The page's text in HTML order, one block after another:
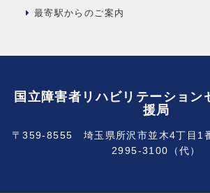
最寄駅からのご案内
国立障害者リハビリテーション
援局
〒359-8555 埼玉県所沢市並木4丁目1
2995-3100（代）